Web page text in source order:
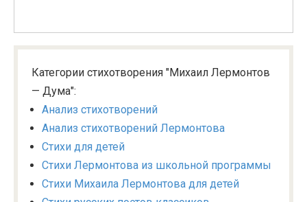
Категории стихотворения "Михаил Лермонтов
— Дума":
Анализ стихотворений
Анализ стихотворений Лермонтова
Стихи для детей
Стихи Лермонтова из школьной программы
Стихи Михаила Лермонтова для детей